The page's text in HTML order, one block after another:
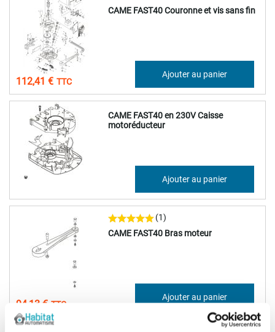
CAME FAST40 Couronne et vis sans fin
112,41 €
93,67 € Ajouter au panier
CAME FAST40 en 230V Caisse
motoréducteur
93,67 € Ajouter au panier
CAME FAST40 Bras moteur
(1)
94,13 €
Ajouter au panier